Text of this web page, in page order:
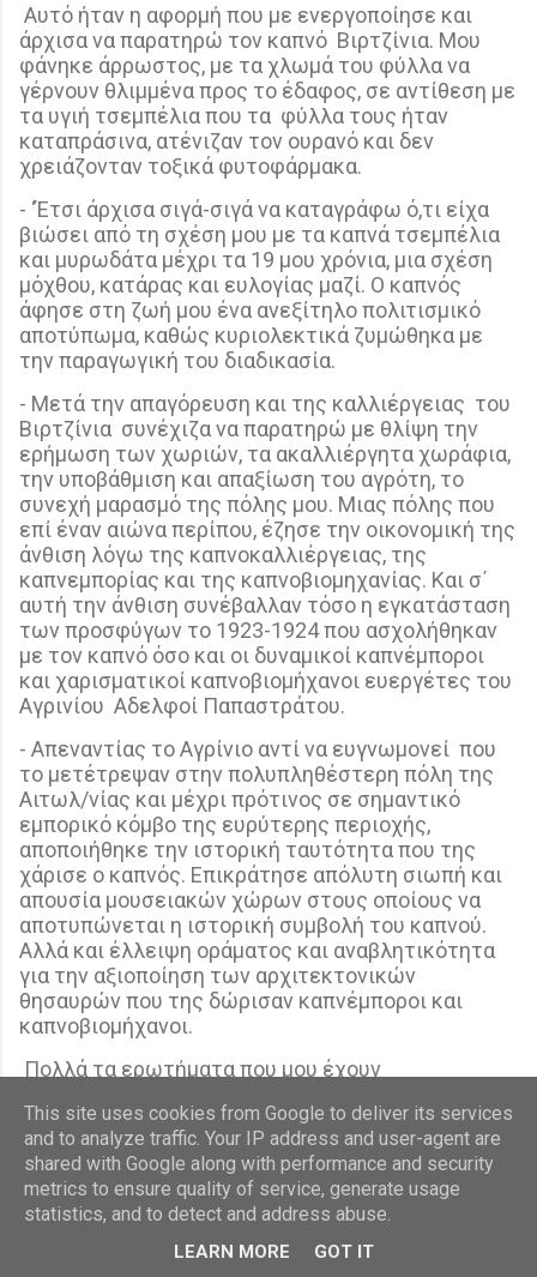
Αυτό ήταν η αφορμή που με ενεργοποίησε και
άρχισα να παρατηρώ τον καπνό Βιρτζίνια. Μου
φάνηκε άρρωστος, με τα χλωμά του φύλλα να
γέρνουν θλιμμένα προς το έδαφος, σε αντίθεση με
τα υγιή τσεμπέλια που τα φύλλα τους ήταν
καταπράσινα, ατένιζαν τον ουρανό και δεν
χρειάζονταν τοξικά φυτοφάρμακα.
- ‘Έτσι άρχισα σιγά-σιγά να καταγράφω ό,τι είχα
βιώσει από τη σχέση μου με τα καπνά τσεμπέλια
και μυρωδάτα μέχρι τα 19 μου χρόνια, μια σχέση
μόχθου, κατάρας και ευλογίας μαζί. Ο καπνός
άφησε στη ζωή μου ένα ανεξίτηλο πολιτισμικό
αποτύπωμα, καθώς κυριολεκτικά ζυμώθηκα με
την παραγωγική του διαδικασία.
- Μετά την απαγόρευση και της καλλιέργειας του
Βιρτζίνια συνέχιζα να παρατηρώ με θλίψη την
ερήμωση των χωριών, τα ακαλλιέργητα χωράφια,
την υποβάθμιση και απαξίωση του αγρότη, το
συνεχή μαρασμό της πόλης μου. Μιας πόλης που
επί έναν αιώνα περίπου, έζησε την οικονομική της
άνθιση λόγω της καπνοκαλλιέργειας, της
καπνεμπορίας και της καπνοβιομηχανίας. Και σ΄
αυτή την άνθιση συνέβαλλαν τόσο η εγκατάσταση
των προσφύγων το 1923-1924 που ασχολήθηκαν
με τον καπνό όσο και οι δυναμικοί καπνέμποροι
και χαρισματικοί καπνοβιομήχανοι ευεργέτες του
Αγρινίου Αδελφοί Παπαστράτου.
- Απεναντίας το Αγρίνιο αντί να ευγνωμονεί που
το μετέτρεψαν στην πολυπληθέστερη πόλη της
Αιτωλ/νίας και μέχρι πρότινος σε σημαντικό
εμπορικό κόμβο της ευρύτερης περιοχής,
αποποιήθηκε την ιστορική ταυτότητα που της
χάρισε ο καπνός. Επικράτησε απόλυτη σιωπή και
απουσία μουσειακών χώρων στους οποίους να
αποτυπώνεται η ιστορική συμβολή του καπνού.
Αλλά και έλλειψη οράματος και αναβλητικότητα
για την αξιοποίηση των αρχιτεκτονικών
θησαυρών που της δώρισαν καπνέμποροι και
καπνοβιομήχανοι.
Πολλά τα ερωτήματα που μου έχουν
απάντηση….
- Γιατί από τις επιλογές που πρότεινε η Ε.Ε. οι
τότε κυβερνώντες επέλεξαν την ολική
αποσύνδεση - κατάργηση της καπνοκαλλιέργειας
την μερική αποσύνδεση-κατάργηση και στροφή
This site uses cookies from Google to deliver its services
and to analyze traffic. Your IP address and user-agent are
shared with Google along with performance and security
metrics to ensure quality of service, generate usage
statistics, and to detect and address abuse.
LEARN MORE GOT IT